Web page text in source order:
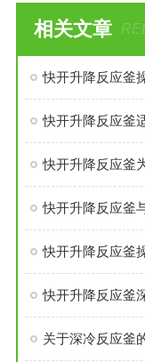
相关文章
快开升降反应釜
快开升降反应釜
快开升降反应釜
快开升降反应釜
快开升降反应釜
快开升降反应釜
关于深冷反应釜